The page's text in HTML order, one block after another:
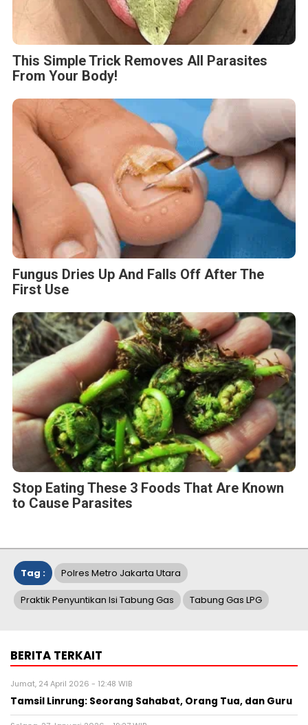
This Simple Trick Removes All Parasites
From Your Body!
Fungus Dries Up And Falls Off After The
First Use
Stop Eating These 3 Foods That Are Known
to Cause Parasites
Tag : Polres Metro Jakarta Utara
Praktik Penyuntikan Isi Tabung Gas Tabung Gas LPG
BERITA TERKAIT
Jumat, 24 April 2026 - 12:48 WIB
Tamsil Linrung: Seorang Sahabat, Orang Tua, dan Guru